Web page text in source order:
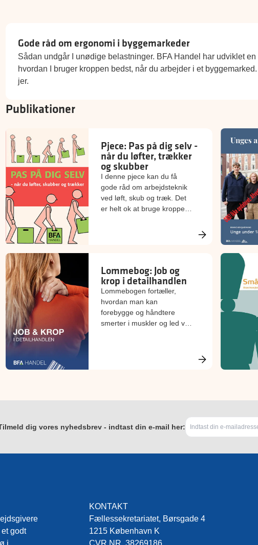
Gode råd om ergonomi i byggemarkeder
Sådan undgår I unødige belastninger. BFA Handel har udviklet
hvordan I bruger kroppen bedst, når du arbejder i et
jer.
Publikationer
Pjece: Pas på dig selv -
når du løfter, trækker
og skubber
I denne pjece kan du få
gode råd om arbejdsteknik
ved løft, skub og træk. Det
er helt ok at bruge kroppen,
Lommebog: Job og
krop i detailhandlen
Lommebogen fortæller,
hvordan man kan
forebygge og håndtere
smerter i muskler og led via
dig vores nyhedsbrev - indtast din e-mail her:
godt
i
KONTAKT
Fællessekretariatet, Børsgade 4
1215 København K
CVR.NR. 38269186